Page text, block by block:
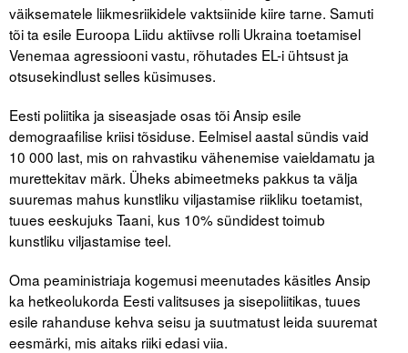
Viidad
ICC WBO
ICC komisjonid
Digiraamatukogu
Juhendid ja väljaanded
Videod
Liitu meililistiga
Oskusteave
väiksematele liikmesriikidele vaktsiinide kiire tarne. Samuti
tõi ta esile Euroopa Liidu aktiivse rolli Ukraina toetamisel
Venemaa agressiooni vastu, rõhutades EL-i ühtsust ja
otsusekindlust selles küsimuses.
Eesti poliitika ja siseasjade osas tõi Ansip esile
demograafilise kriisi tõsiduse. Eelmisel aastal sündis vaid
10 000 last, mis on rahvastiku vähenemise vaieldamatu ja
murettekitav märk. Üheks abimeetmeks pakkus ta välja
suuremas mahus kunstliku viljastamise riikliku toetamist,
tuues eeskujuks Taani, kus 10% sündidest toimub
kunstliku viljastamise teel.
Oma peaministriaja kogemusi meenutades käsitles Ansip
ka hetkeolukorda Eesti valitsuses ja sisepoliitikas, tuues
esile rahanduse kehva seisu ja suutmatust leida suuremat
eesmärki, mis aitaks riiki edasi viia.